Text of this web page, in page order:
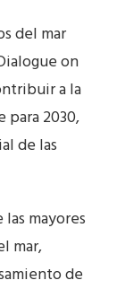
del mar
on
a la
para 2030,
de las
mayores
mar,
de